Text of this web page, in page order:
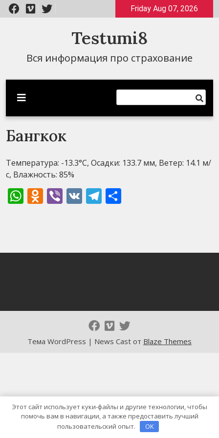
Перейти
к
Friday Aug 07, 2026
Testumi8
Вся информация про страхование
Бангкок
Температура: -13.3°C, Осадки: 133.7 мм, Ветер: 14.1 м/
с, Влажность: 85%
WhatsApp
Odnoklassniki
Viber
VK Telegram
Тема WordPress | News Cast от Blaze Themes
Этот сайт использует куки-файлы и другие технологии, чтобы
помочь вам в навигации, а также предоставить лучший
пользовательский опыт.
OK